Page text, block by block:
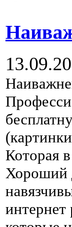
Которая
Хороший
интернет